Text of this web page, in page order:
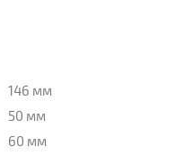
146 мм
50 мм
60 мм